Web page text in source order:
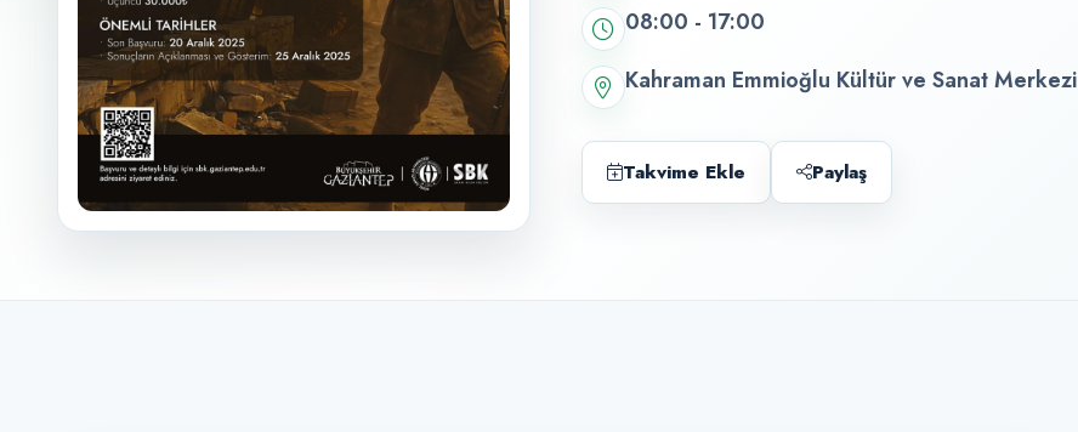
08:00 - 17:00
Kahraman Emmioğlu Kültür ve Sanat Merkezi
Takvime Ekle Paylaş